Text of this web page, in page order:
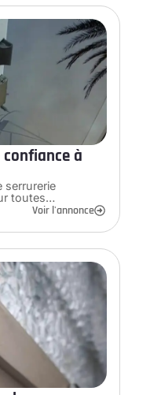
confiance à
serrurerie
toutes…
Voir l'annonce